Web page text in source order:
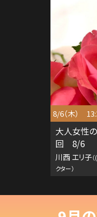
8/6（木）
大人女性
回 8/6
川西 エリ子
クター）